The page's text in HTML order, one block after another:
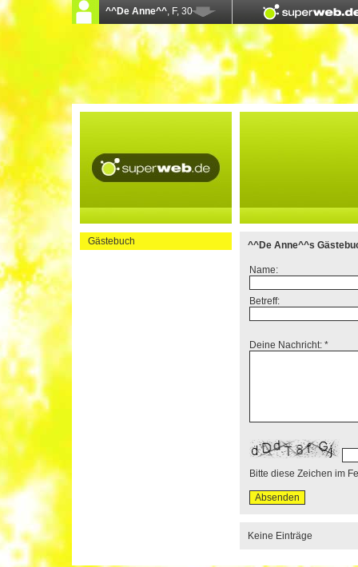
Gästebuch ^^De Anne^^s
Name:
Betreff:
Deine Nachricht: *
Bitte diese Zeichen im
Keine Einträge